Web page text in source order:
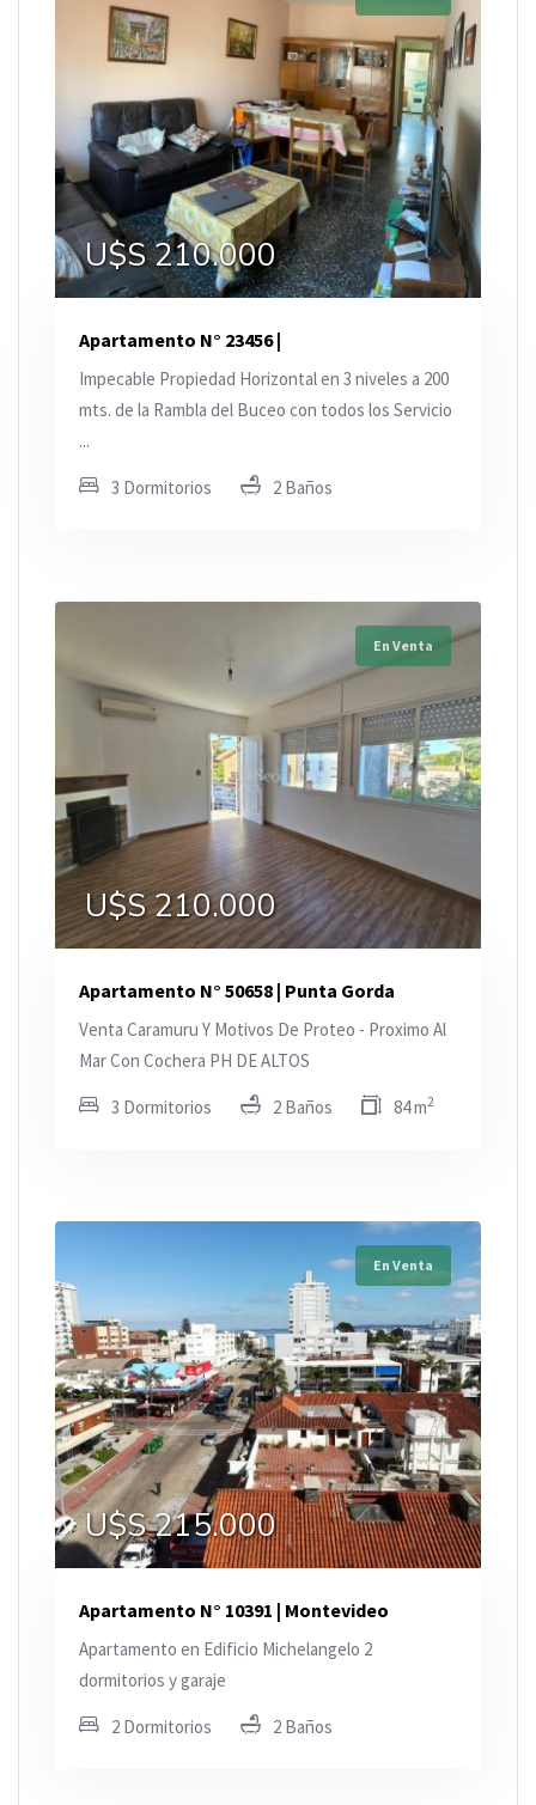
U$S 210.000
Apartamento N° 23456 |
Impecable Propiedad Horizontal en 3 niveles a 200
mts. de la Rambla del Buceo con todos los Servicio
...
3 Dormitorios 2 Baños
En Venta
U$S 210.000
Apartamento N° 50658 | Punta Gorda
Venta Caramuru Y Motivos De Proteo - Proximo Al
Mar Con Cochera PH DE ALTOS
3 Dormitorios 2 Baños 84 m2
En Venta
U$S 215.000
Apartamento N° 10391 | Montevideo
Apartamento en Edificio Michelangelo 2
dormitorios y garaje
2 Dormitorios 2 Baños